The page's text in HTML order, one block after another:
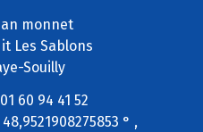
monnet
Les Sablons
Souilly
01 60 94 41 52
° ,